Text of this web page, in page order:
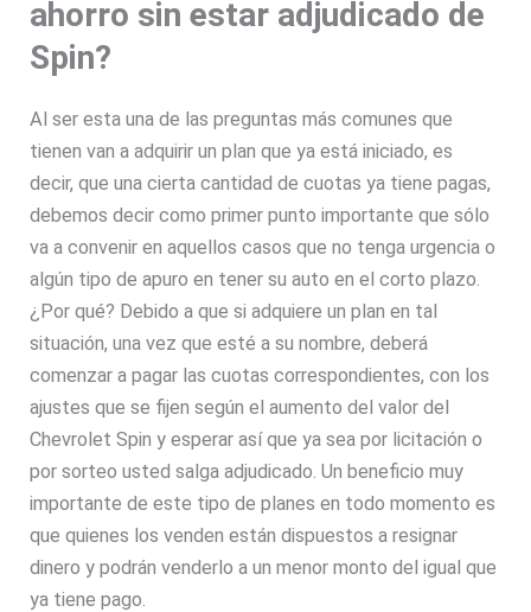
ahorro sin estar adjudicado de
Spin?
Al ser esta una de las preguntas más comunes que
tienen van a adquirir un plan que ya está iniciado, es
decir, que una cierta cantidad de cuotas ya tiene pagas,
debemos decir como primer punto importante que sólo
va a convenir en aquellos casos que no tenga urgencia o
algún tipo de apuro en tener su auto en el corto plazo.
¿Por qué? Debido a que si adquiere un plan en tal
situación, una vez que esté a su nombre, deberá
comenzar a pagar las cuotas correspondientes, con los
ajustes que se fijen según el aumento del valor del
Chevrolet Spin y esperar así que ya sea por licitación o
por sorteo usted salga adjudicado. Un beneficio muy
importante de este tipo de planes en todo momento es
que quienes los venden están dispuestos a resignar
dinero y podrán venderlo a un menor monto del igual que
ya tiene pago.